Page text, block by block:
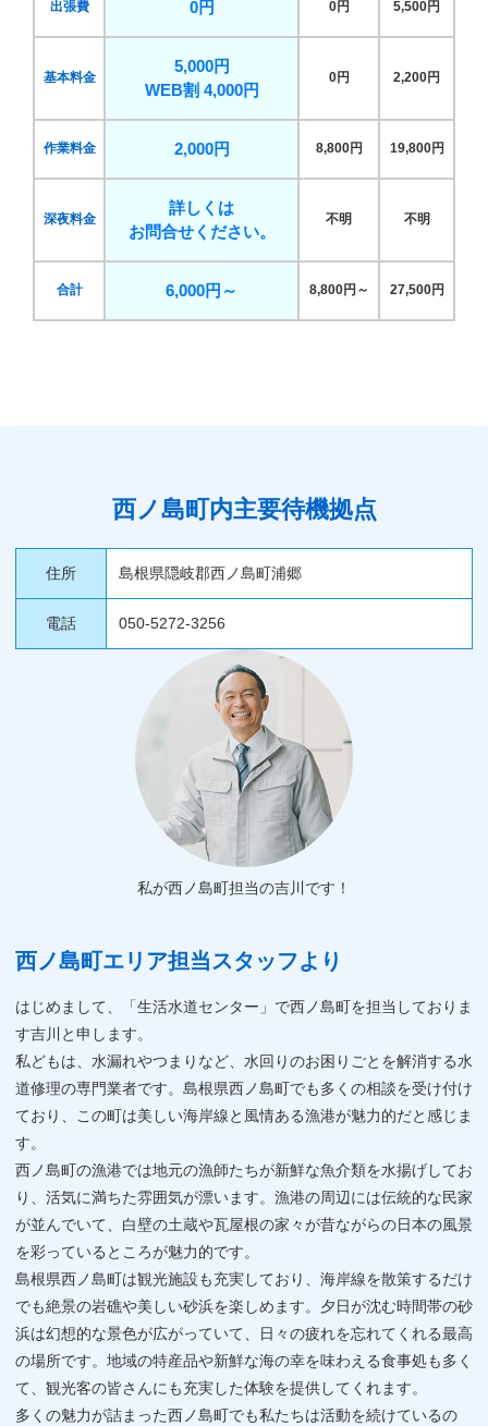
出張費 0円 0円 5,500円
基本料金
5,000円
WEB割 4,000円
0円 2,200円
作業料金 2,000円 8,800円 19,800円
深夜料金
詳しくは
お問合せください。
不明 不明
合計 6,000円～ 8,800円～ 27,500円
西ノ島町内主要待機拠点
住所 島根県隠岐郡西ノ島町浦郷
電話 050-5272-3256
私が西ノ島町担当の吉川です！
西ノ島町エリア担当スタッフより
はじめまして、「生活水道センター」で西ノ島町を担当しておりま
す吉川と申します。
私どもは、水漏れやつまりなど、水回りのお困りごとを解消する水
道修理の専門業者です。島根県西ノ島町でも多くの相談を受け付け
ており、この町は美しい海岸線と風情ある漁港が魅力的だと感じま
す。
西ノ島町の漁港では地元の漁師たちが新鮮な魚介類を水揚げしてお
り、活気に満ちた雰囲気が漂います。漁港の周辺には伝統的な民家
が並んでいて、白壁の土蔵や瓦屋根の家々が昔ながらの日本の風景
を彩っているところが魅力的です。
島根県西ノ島町は観光施設も充実しており、海岸線を散策するだけ
でも絶景の岩礁や美しい砂浜を楽しめます。夕日が沈む時間帯の砂
浜は幻想的な景色が広がっていて、日々の疲れを忘れてくれる最高
の場所です。地域の特産品や新鮮な海の幸を味わえる食事処も多く
て、観光客の皆さんにも充実した体験を提供してくれます。
多くの魅力が詰まった西ノ島町でも私たちは活動を続けているの